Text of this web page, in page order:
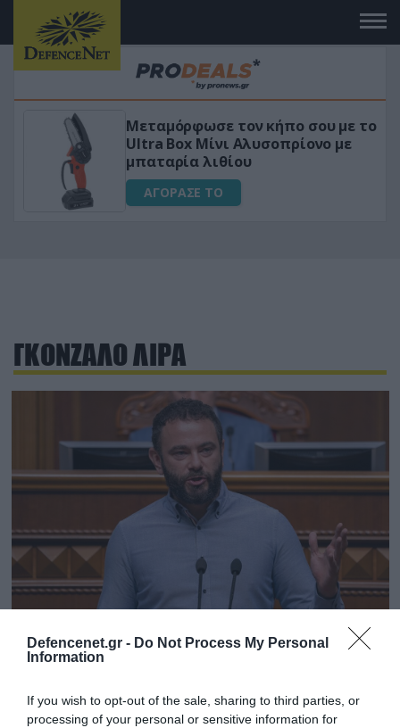
Defencenet.gr - Do Not Process My Personal
Information
If you wish to opt-out of the sale, sharing to third parties, or
processing of your personal or sensitive information for
Μεταμόρφωσε τον κήπο σου με το
Ultra Box Μίνι Αλυσοπρίονο με
μπαταρία λιθίου
ΑΓΟΡΑΣΕ ΤΟ
ΓΚΟΝΖΑΛΟ ΛΙΡΑ
20.03.2025 | 08:12
Το καθεστώς Ζελένσκι δικάζει Ουκρανό
του Γκονζάλο Λίρα – Διαμαρτυρία από ΗΠΑ